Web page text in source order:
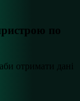
по
отримати дані